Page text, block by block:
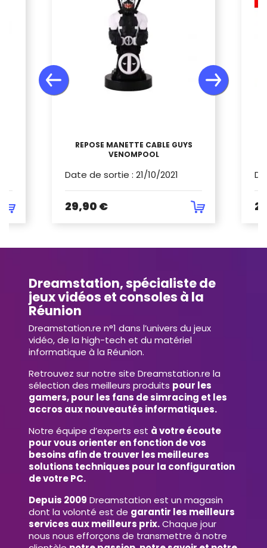
REPOSE MANETTE CABLE GUYS
VENOMPOOL
Date de sortie : 21/10/2021
29,90 €
Dreamstation, spécialiste de
jeux vidéos et consoles à la
Réunion
Dreamstation.re n°1 dans l’univers du jeux
vidéo, de la high-tech et du matériel
informatique à la Réunion.
Retrouvez sur notre site Dreamstation.re la
sélection des meilleurs produits pour les
gamers, pour les fans de simracing et les
accros aux nouveautés informatiques.
Notre équipe d’experts est à votre écoute
pour vous orienter en fonction de vos
besoins afin de trouver les meilleures
solutions techniques pour la configuration
de votre PC.
Depuis 2009 Dreamstation est un magasin
dont la volonté est de garantir les meilleurs
services aux meilleurs prix.Chaque jour
nous nous efforçons de transmettre à notre